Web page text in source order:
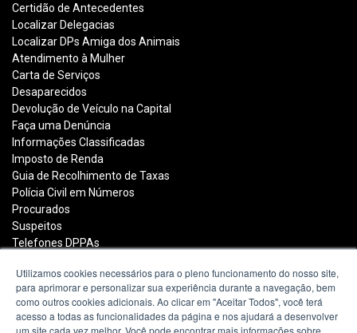
Certidão de Antecedentes
Localizar Delegacias
Localizar DPs Amiga dos Animais
Atendimento à Mulher
Carta de Serviços
Desaparecidos
Devolução de Veículo na Capital
Faça uma Denúncia
Informações Classificadas
Imposto de Renda
Guia de Recolhimento de Taxas
Polícia Civil em Números
Procurados
Suspeitos
Telefones DPPAs
Polícia Civil do Estado do Rio Grande do Sul
Avenida João Pessoa, 2050
Utilizamos cookies necessários para o pleno funcionamento do nosso site,
para aprimorar e personalizar sua experiência durante a navegação, bem
como outros cookies adicionais. Ao clicar em "Aceitar Todos", você terá
acesso a todas as funcionalidades da página e nos ajudará a desenvolver
um site cada vez melhor. Você pode encontrar mais informações sobre